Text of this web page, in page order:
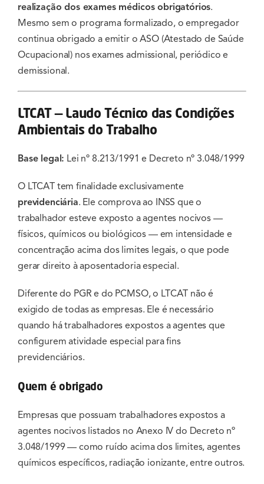
realização dos exames médicos obrigatórios.
Mesmo sem o programa formalizado, o empregador
continua obrigado a emitir o ASO (Atestado de Saúde
Ocupacional) nos exames admissional, periódico e
demissional.
LTCAT — Laudo Técnico das Condições
Ambientais do Trabalho
Base legal: Lei nº 8.213/1991 e Decreto nº 3.048/1999
O LTCAT tem finalidade exclusivamente
previdenciária. Ele comprova ao INSS que o
trabalhador esteve exposto a agentes nocivos —
físicos, químicos ou biológicos — em intensidade e
concentração acima dos limites legais, o que pode
gerar direito à aposentadoria especial.
Diferente do PGR e do PCMSO, o LTCAT não é
exigido de todas as empresas. Ele é necessário
quando há trabalhadores expostos a agentes que
configurem atividade especial para fins
previdenciários.
Quem é obrigado
Empresas que possuam trabalhadores expostos a
agentes nocivos listados no Anexo IV do Decreto nº
3.048/1999 — como ruído acima dos limites, agentes
químicos específicos, radiação ionizante, entre outros.